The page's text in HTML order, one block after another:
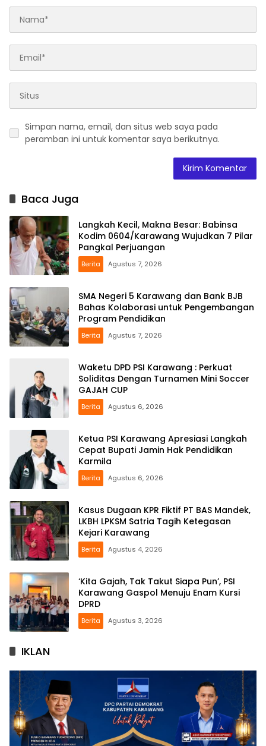
Simpan nama, email, dan situs web saya pada
peramban ini untuk komentar saya berikutnya.
Baca Juga
Langkah Kecil, Makna Besar: Babinsa
Kodim 0604/Karawang Wujudkan 7 Pilar
Pangkal Perjuangan
Berita Agustus 7, 2026
SMA Negeri 5 Karawang dan Bank BJB
Bahas Kolaborasi untuk Pengembangan
Program Pendidikan
Berita Agustus 7, 2026
Waketu DPD PSI Karawang : Perkuat
Soliditas Dengan Turnamen Mini Soccer
GAJAH CUP
Berita Agustus 6, 2026
Ketua PSI Karawang Apresiasi Langkah
Cepat Bupati Jamin Hak Pendidikan
Karmila
Berita Agustus 6, 2026
Kasus Dugaan KPR Fiktif PT BAS Mandek,
LKBH LPKSM Satria Tagih Ketegasan
Kejari Karawang
Berita Agustus 4, 2026
‘Kita Gajah, Tak Takut Siapa Pun’, PSI
Karawang Gaspol Menuju Enam Kursi
DPRD
Berita Agustus 3, 2026
IKLAN